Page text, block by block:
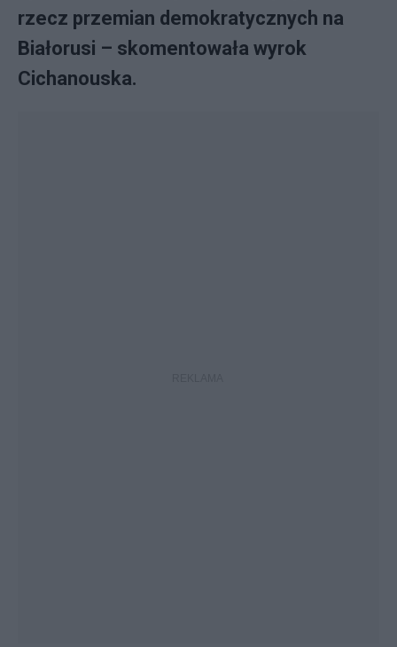
rzecz przemian demokratycznych na
Białorusi – skomentowała wyrok
Cichanouska.